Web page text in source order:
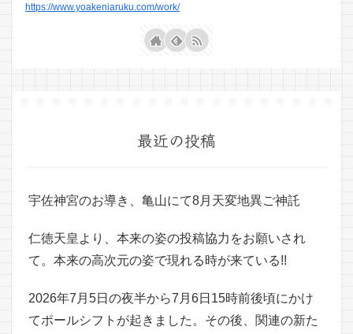
https://www.yoakeniaruku.com/work/
最近の投稿
宇佐神宮のお導き、亀山にて8月天変地異ご神託
仁徳天皇より、本来の姿の投稿協力をお願いされ
て。本来の高次元の姿で現れる時が来ている!!
2026年7月5日の夜半から7月6日15時前後頃にかけ
てポールシフトが起きました。その後、関連の新た